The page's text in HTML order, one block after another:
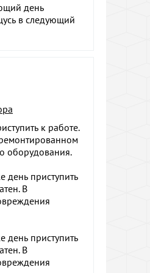
день
в следующий
к работе.
оборудования.
день приступить
В
день приступить
В